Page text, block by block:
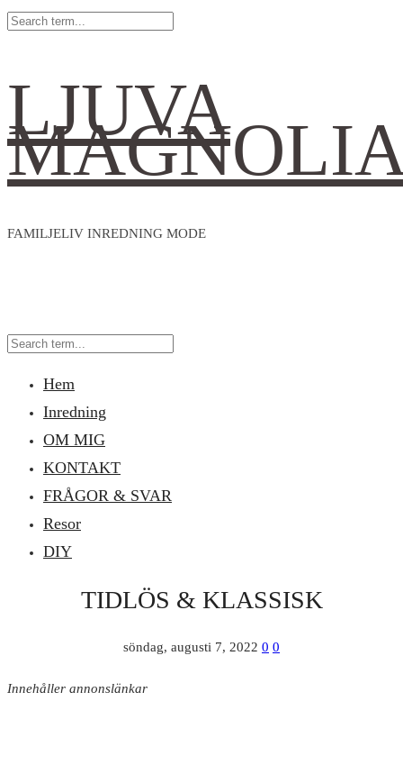
LJUVA
FAMILJELIV INREDNING MODE
Hem
Inredning
OM MIG
KONTAKT
FRÅGOR & SVAR
Resor
DIY
TIDLÖS & KLASSISK
söndag, augusti 7, 2022 0 0
Innehåller annonslänkar